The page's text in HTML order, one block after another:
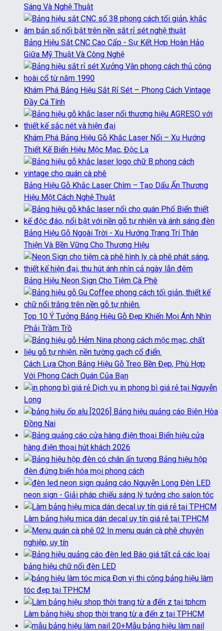
Sáng Và Nghệ Thuật
Bảng Hiệu Sắt CNC Cao Cấp - Sự Kết Hợp Hoàn Hảo
Giữa Mỹ Thuật Và Công Nghệ
Khám Phá Bảng Hiệu Sắt Rỉ Sét – Phong Cách Vintage
Đầy Cá Tính
Khám Phá Bảng Hiệu Gỗ Khắc Laser Nổi – Xu Hướng
Thiết Kế Biển Hiệu Mộc Mạc, Độc Lạ
Bảng Hiệu Gỗ Khắc Laser Chìm – Tạo Dấu Ấn Thương
Hiệu Một Cách Nghệ Thuật
Bảng Hiệu Gỗ Ngoài Trời - Xu Hướng Trang Trí Thân
Thiện Và Bền Vững Cho Thương Hiệu
Bảng Hiệu Neon Sign Cho Tiệm Cà Phê
Top 10 Ý Tưởng Bảng Hiệu Gỗ Đẹp Khiến Mọi Ánh Nhìn
Phải Trầm Trồ
Cách Lựa Chọn Bảng Hiệu Gỗ Treo Bền Đẹp, Phù Hợp
Với Phong Cách Quán Của Bạn
Dịch vụ in phong bì giá rẻ tại Nguyễn
Long
[2026] Bảng hiệu quảng cáo Biên Hòa
Đồng Nai
Biển hiệu cửa
hàng điện thoại hút khách 2026
Bảng hiệu hộp
đèn đứng biến hóa mọi phong cách
Đèn LED
neon sign - Giải pháp chiếu sáng lý tưởng cho salon tóc
Làm bảng hiệu mica dán decal uy tín giá rẻ tại TPHCM
In menu quán cà phê chuyên
nghiệp, uy tín
Báo giá tất cả các loại
bảng hiệu chữ nổi đèn LED
Đơn vị thi công bảng hiệu làm
tóc đẹp tại TPHCM
Làm bảng hiệu shop thời trang từ a đến z tại TPHCM
20+Mẫu bảng hiệu làm nail